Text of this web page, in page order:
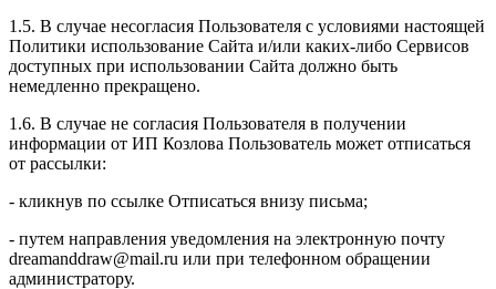
1.5. В случае несогласия Пользователя с условиями настоящей
Политики использование Сайта и/или каких-либо Сервисов
доступных при использовании Сайта должно быть
немедленно прекращено.
1.6. В случае не согласия Пользователя в получении
информации от ИП Козлова Пользователь может отписаться
от рассылки:
- кликнув по ссылке Отписаться внизу письма;
- путем направления уведомления на электронную почту
dreamanddraw@mail.ru или при телефонном обращении
администратору.